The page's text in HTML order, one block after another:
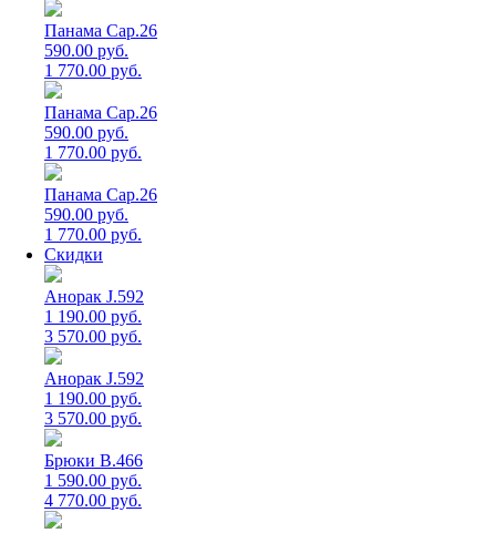
Панама Cap.26
590.00 руб.
1 770.00 руб.
Панама Cap.26
590.00 руб.
1 770.00 руб.
Панама Cap.26
590.00 руб.
1 770.00 руб.
Скидки
Анорак J.592
1 190.00 руб.
3 570.00 руб.
Анорак J.592
1 190.00 руб.
3 570.00 руб.
Брюки B.466
1 590.00 руб.
4 770.00 руб.